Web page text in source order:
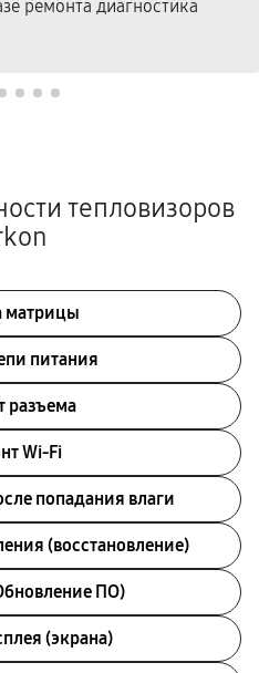
ремонта диагностика
тепловизоров
матрицы
питания
разъема
Wi-Fi
попадания влаги
(восстановление)
ПО)
(экрана)